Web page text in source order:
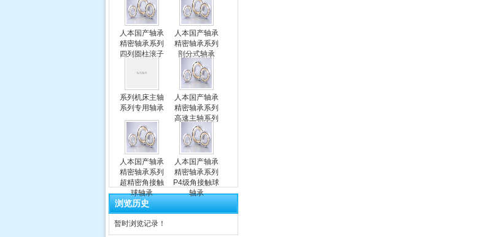
人本国产轴承
精密轴承系列
四列圆柱滚子
人本国产轴承
精密轴承系列
剖分式轴承
系列机床主轴
系列专用轴承
人本国产轴承
精密轴承系列
高速主轴系列
专用轴承
人本国产轴承
精密轴承系列
超精密角接触
球轴承
人本国产轴承
精密轴承系列
P4级角接触球
轴承
浏览历史
暂时浏览记录！